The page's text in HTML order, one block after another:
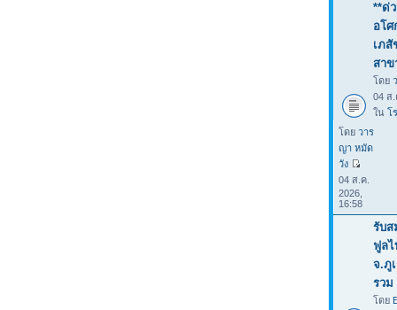
**ด่
อโ
เภสั
สาข
โดย
04 ส.
ใน โ
โดย วาร
ญา หมัด
วัง
04 ส.ค.
2026,
16:58
รับส
ฟูล
จ.ภู
รวม
โดย